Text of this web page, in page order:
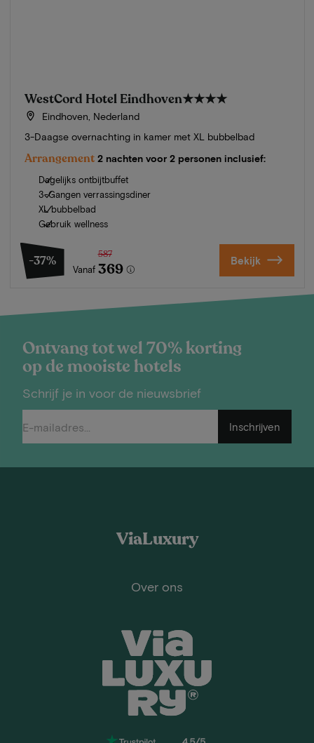
WestCord Hotel Eindhoven★★★★
Eindhoven, Nederland
3-Daagse overnachting in kamer met XL bubbelbad
Arrangement 2 nachten voor 2 personen inclusief:
Dagelijks ontbijtbuffet
3-Gangen verrassingsdiner
XL bubbelbad
Gebruik wellness
-37%
Vanaf
587
369 Bekijk
Ontvang tot wel 70% korting
op de mooiste hotels
Schrijf je in voor de nieuwsbrief
Inschrijven
ViaLuxury
Over ons